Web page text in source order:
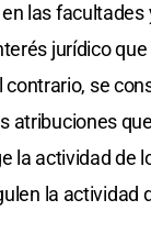
las
jurídico
se
atribuciones
la actividad de
la actividad